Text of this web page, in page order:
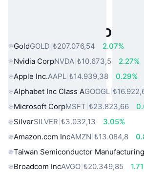
Popüler Gerçek Dünya
GoldGOLD ₺207.076,54
2.07%
Nvidia CorpNVDA ₺10.673,5
2.27%
Apple Inc.AAPL ₺14.939,38
0.29%
Alphabet Inc Class AGOOGL
Microsoft CorpMSFT ₺23.823,66
SilverSILVER ₺3.032,13
3.05%
Amazon.com IncAMZN ₺13.084,8
Taiwan Semiconductor
Broadcom IncAVGO ₺20.349,85